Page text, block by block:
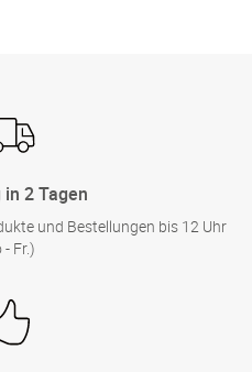
2 Tagen
und Bestellungen bis 12 Uhr
- Fr.)